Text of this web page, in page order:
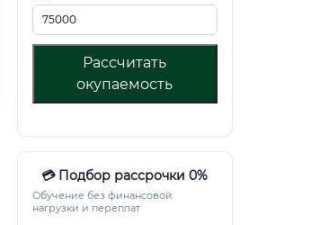
Рассчитать
окупаемость
💳 Подбор рассрочки 0%
Обучение без финансовой
нагрузки и переплат